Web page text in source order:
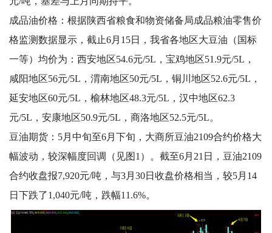
成品油价格：根据陕西省粮食和物资储备局成品粮油零售价
格监测数据显示，截止6月15日，我省各地区大豆油（国标
一等）均价为：西安地区54.6元/5L，宝鸡地区51.9元/5L，
咸阳地区56元/5L，渭南地区50元/5L，铜川地区52.6元/5L，
延安地区60元/5L，榆林地区48.3元/5L，汉中地区62.3
元/5L，安康地区50.9元/5L，商洛地区52.5元/5L。
豆油期货：5月中旬至6月下旬，大商所豆油2109合约价格大
幅波动，较深幅度回调（见图1）。截至6月21日，豆油2109
合约收盘报7,920元/吨，与3月30日收盘价格相当，较5月14
日下跌了1,040元/吨，跌幅11.6%。